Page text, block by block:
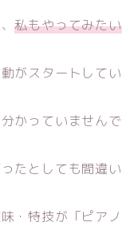
私もやってみた
がスタートして
かっていませんで
たとしても間違
・特技が「ピア